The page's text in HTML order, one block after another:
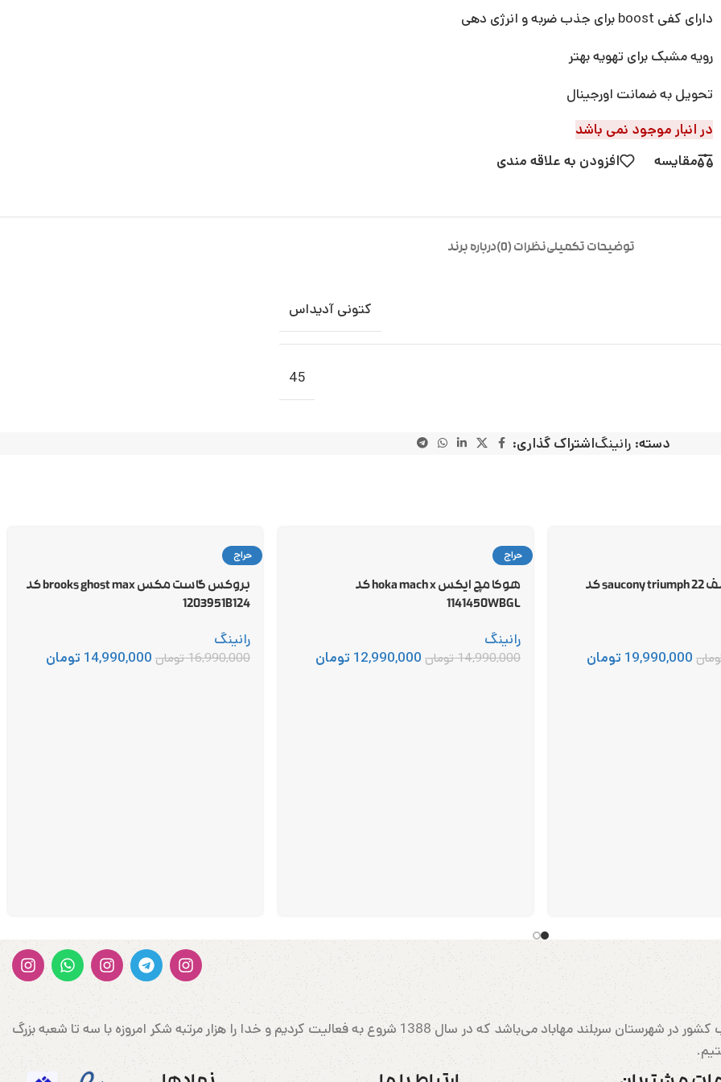
دارای کفی boost برای جذب ضربه و انرژی دهی
رویه مشبک برای تهویه بهتر
تحویل به ضمانت اورجینال
در انبار موجود نمی باشد
مقایسه
افزودن به علاقه مندی
توضیحات تکمیلینظرات (0) درباره برند
کتونی آدیداس
45
دسته: رانینگاشتراک گذاری:
ساکونی تریامف 22 saucony triumph کد
19,990,000 تومان
حراج
هوکا مچ ایکس hoka mach x کد
1141450WBGL
رانینگ
14,990,000تومان 12,990,000 تومان
حراج
بروکس گاست مکس brooks ghost max کد
1203951B124
رانینگ
16,990,000تومان 14,990,000 تومان
مهابادرانینگ بزرگترین وارد کننده کتونی و پوشاک اورجینال در غرب کشور در شهرستان سربلند مهاباد می‌باشد که در سال 1388 شروع به فعالیت کردیم و خدا را هزار مرتبه شکر امروزه با سه تا شعبه بزرگ